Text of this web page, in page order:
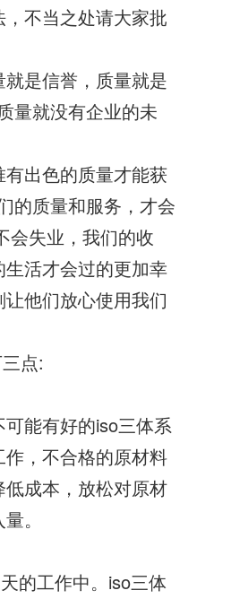
不当之处请大家批
是信誉，质量就是
量就没有企业的未
出色的质量才能获
的质量和服务，才会
会失业，我们的收
活才会过的更加幸
他们放心使用我们
点:
能有好的iso三体系
，不合格的原材料
成本，放松对原材
。
的工作中。iso三体